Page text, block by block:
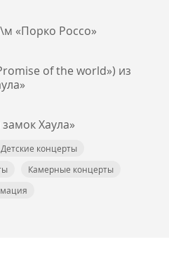
«Порко Россо»
of the world») из
Хаула»
Детские концерты
Камерные концерты